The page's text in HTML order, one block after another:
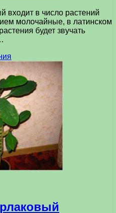
входит в число растений
молочайные, в латинском
будет звучать